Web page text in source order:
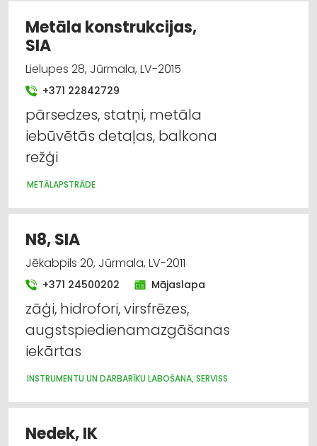
Metāla konstrukcijas,
SIA
Lielupes 28, Jūrmala, LV-2015
+371 22842729
pārsedzes, statņi, metāla
iebūvētās detaļas, balkona
režģi
METĀLAPSTRĀDE
N8, SIA
Jēkabpils 20, Jūrmala, LV-2011
+371 24500202 Mājaslapa
zāģi, hidrofori, virsfrēzes,
augstspiedienamazgāšanas
iekārtas
INSTRUMENTU UN DARBARĪKU LABOŠANA, SERVISS
Nedek, IK